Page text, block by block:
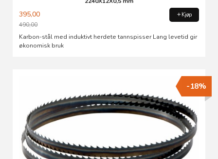
395,00
490,00
Rabatt
Kjøp
Karbon-stål med induktivt herdete tannspisser Lang levetid gir
økonomisk bruk
-18%